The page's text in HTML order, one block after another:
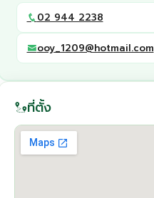
02 944 2238
ooy_1209@hotmail.com
ที่ตั้ง